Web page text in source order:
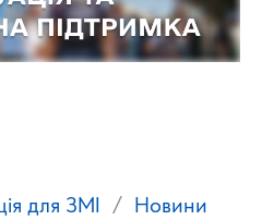
для ЗМІ
Новини